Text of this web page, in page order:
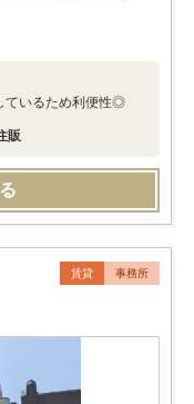
ているため利便性◎
販
賃貸 事務所